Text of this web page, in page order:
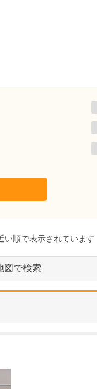
い順で表示されています
図で検索
科消化器クリニック
院長取材記事
掲げている
、私自身が
てきた分野